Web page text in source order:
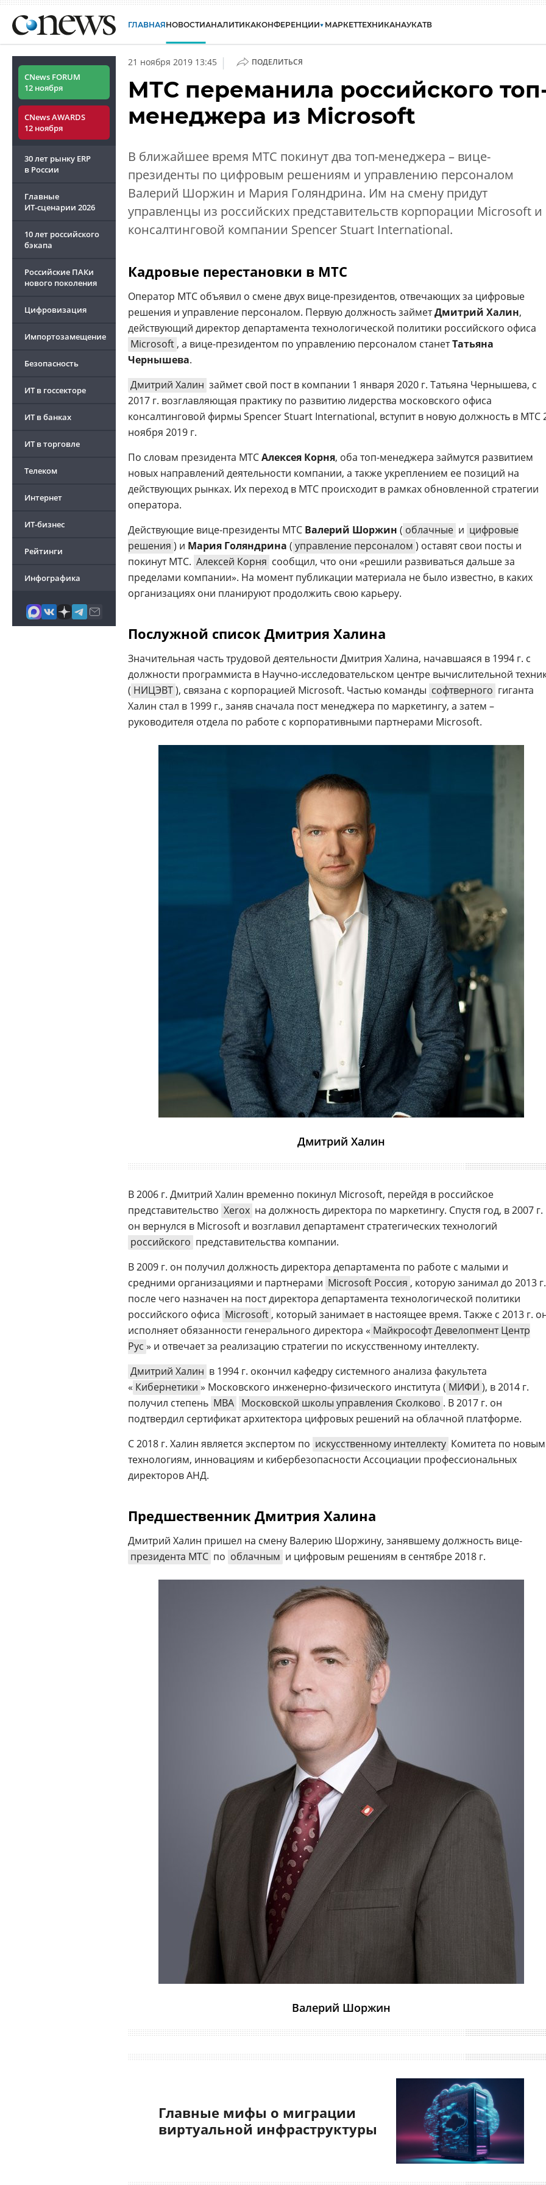
ГЛАВНАЯНОВОСТИАНАЛИТИКАКОНФЕРЕНЦИИ МАРКЕТТЕХНИКАНАУКАТВ
CNews FORUM
12 ноября
CNews AWARDS
12 ноября
30 лет рынку ERP
в России
Главные
ИТ-сценарии 2026
10 лет российского
бэкапа
Российские ПАКи
нового поколения
Цифровизация
Импортозамещение
Безопасность
ИТ в госсекторе
ИТ в банках
ИТ в торговле
Телеком
Интернет
ИТ-бизнес
Рейтинги
Инфографика
21 ноября 2019 13:45 | ПОДЕЛИТЬСЯ
МТС переманила российского
менеджера из Microsoft
В ближайшее время МТС покинут два топ-менеджера – вице-
президенты по цифровым решениям и управлению персоналом
Валерий Шоржин и Мария Голяндрина. Им на смену придут
управленцы из российских представительств корпорации Microsoft и
консалтинговой компании Spencer Stuart International.
Кадровые перестановки в МТС
Оператор МТС объявил о смене двух вице-президентов, отвечающих за цифровые
решения и управление персоналом. Первую должность займетДмитрий Халин,
действующий директор департамента технологической политики российского офиса
Microsoft , а вице-президентом по управлению персоналом станетТатьяна
Чернышева.
Дмитрий Халин займет свой пост в компании 1 января 2020 г. Татьяна Чернышева, с
2017 г. возглавляющая практику по развитию лидерства московского офиса
консалтинговой фирмы Spencer Stuart International, вступит в новую должность в МТС
ноября 2019 г.
По словам президента МТСАлексея Корня, оба топ-менеджера займутся развитием
новых направлений деятельности компании, а также укреплением ее позиций на
действующих рынках. Их переход в МТС происходит в рамках обновленной стратегии
оператора.
Действующие вице-президенты МТС Валерий Шоржин ( облачные и цифровые
решения ) и Мария Голяндрина ( управление персоналом ) оставят свои посты и
покинут МТС. Алексей Корня сообщил, что они «решили развиваться дальше за
пределами компании». На момент публикации материала не было известно, в каких
организациях они планируют продолжить свою карьеру.
Послужной список Дмитрия Халина
Значительная часть трудовой деятельности Дмитрия Халина, начавшаяся в 1994 г. с
должности программиста в Научно-исследовательском центре вычислительной
( НИЦЭВТ), связана с корпорацией Microsoft. Частью команды софтверного гиганта
Халин стал в 1999 г., заняв сначала пост менеджера по маркетингу, а затем –
руководителя отдела по работе с корпоративными партнерами Microsoft.
Дмитрий Халин
В 2006 г. Дмитрий Халин временно покинул Microsoft, перейдя в российское
представительство Xerox на должность директора по маркетингу. Спустя год, в 2007 г.
он вернулся в Microsoft и возглавил департамент стратегических технологий
российского представительства компании.
В 2009 г. он получил должность директора департамента по работе с малыми и
средними организациями и партнерами Microsoft Россия , которую занимал до 2013 г.
после чего назначен на пост директора департамента технологической политики
российского офиса Microsoft , который занимает в настоящее время. Также с 2013 г.
исполняет обязанности генерального директора « Майкрософт Девелопмент Центр
Рус » и отвечает за реализацию стратегии по искусственному интеллекту.
Дмитрий Халин в 1994 г. окончил кафедру системного анализа факультета
« Кибернетики » Московского инженерно-физического института ( МИФИ ), в 2014 г.
получил степень MBA Московской школы управления Сколково . В 2017 г. он
подтвердил сертификат архитектора цифровых решений на облачной платформе.
С 2018 г. Халин является экспертом по искусственному интеллекту Комитета по новым
технологиям, инновациям и кибербезопасности Ассоциации профессиональных
директоров АНД.
Предшественник Дмитрия Халина
Дмитрий Халин пришел на смену Валерию Шоржину, занявшему должность вице-
президента МТС по облачным и цифровым решениям в сентябре 2018 г.
Валерий Шоржин
Главные мифы о миграции
виртуальной инфраструктуры